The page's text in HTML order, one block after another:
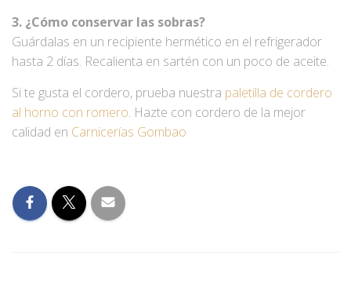
3. ¿Cómo conservar las sobras?
Guárdalas en un recipiente hermético en el refrigerador
hasta 2 días. Recalienta en sartén con un poco de aceite.
Si te gusta el cordero, prueba nuestra paletilla de cordero
al horno con romero. Hazte con cordero de la mejor
calidad en Carnicerías Gombao